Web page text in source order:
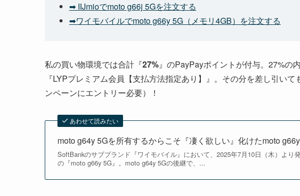
➡ IIJmioでmoto g66j 5Gを注文する
➡ワイモバイルでmoto g66y 5G（メモリ4GB）を注文する
私の買い物環境では合計『27%』のPayPayポイントが付与。27%の
『LYPプレミアム会員【支払方法指定あり】』。その分を差し引いて
ンペーンにエントリー必要）！
あわせて読みたい
moto g64y 5Gを所有するからこそ『凄く欲しい』化けたmoto g66y
SoftBankのサブブランド『ワイモバイル』において、2025年7月10日（木）より
の『moto g66y 5G』。moto g64y 5Gの後継で、...